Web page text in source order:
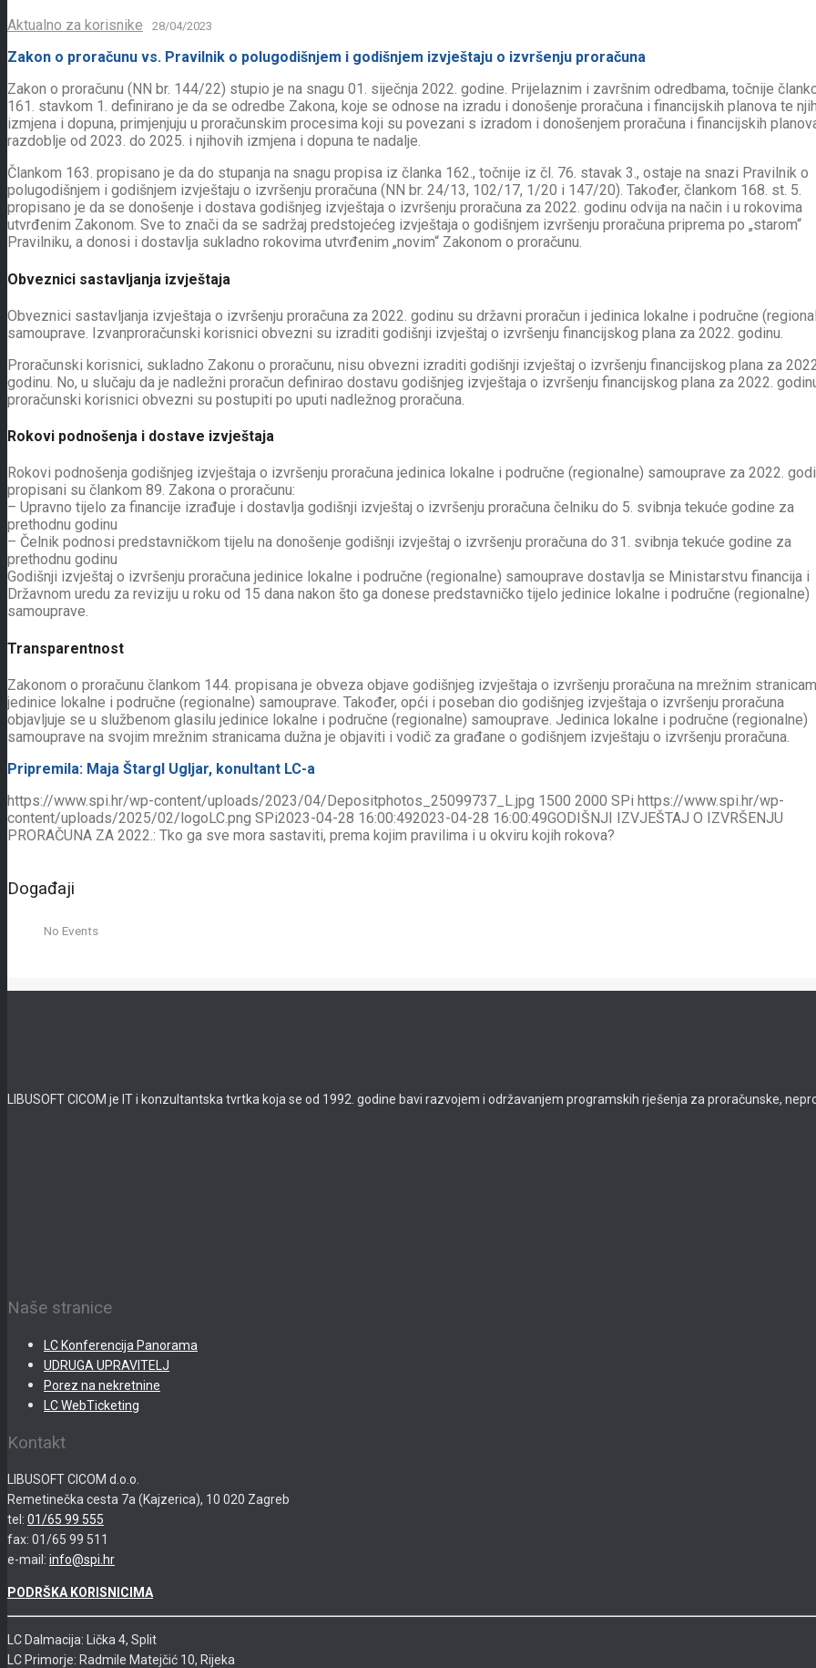
Aktualno za korisnike 28/04/2023
Zakon o proračunu vs. Pravilnik o polugodišnjem i godišnjem izvještaju o izvršenju proračuna
Zakon o proračunu (NN br. 144/22) stupio je na snagu 01. siječnja 2022. godine. Prijelaznim i završnim odredbama, točnije
161. stavkom 1. definirano je da se odredbe Zakona, koje se odnose na izradu i donošenje proračuna i financijskih planova te
izmjena i dopuna, primjenjuju u proračunskim procesima koji su povezani s izradom i donošenjem proračuna i financijskih
razdoblje od 2023. do 2025. i njihovih izmjena i dopuna te nadalje.
Člankom 163. propisano je da do stupanja na snagu propisa iz članka 162., točnije iz čl. 76. stavak 3., ostaje na snazi Pravilnik o
polugodišnjem i godišnjem izvještaju o izvršenju proračuna (NN br. 24/13, 102/17, 1/20 i 147/20). Također, člankom 168. st. 5.
propisano je da se donošenje i dostava godišnjeg izvještaja o izvršenju proračuna za 2022. godinu odvija na način i u rokovima
utvrđenim Zakonom. Sve to znači da se sadržaj predstojećeg izvještaja o godišnjem izvršenju proračuna priprema po „starom“
Pravilniku, a donosi i dostavlja sukladno rokovima utvrđenim „novim“ Zakonom o proračunu.
Obveznici sastavljanja izvještaja
Obveznici sastavljanja izvještaja o izvršenju proračuna za 2022. godinu su državni proračun i jedinica lokalne i područne
samouprave. Izvanproračunski korisnici obvezni su izraditi godišnji izvještaj o izvršenju financijskog plana za 2022. godinu.
Proračunski korisnici, sukladno Zakonu o proračunu, nisu obvezni izraditi godišnji izvještaj o izvršenju financijskog plana za
godinu. No, u slučaju da je nadležni proračun definirao dostavu godišnjeg izvještaja o izvršenju financijskog plana za 2022.
proračunski korisnici obvezni su postupiti po uputi nadležnog proračuna.
Rokovi podnošenja i dostave izvještaja
Rokovi podnošenja godišnjeg izvještaja o izvršenju proračuna jedinica lokalne i područne (regionalne) samouprave za 2022.
propisani su člankom 89. Zakona o proračunu:
– Upravno tijelo za financije izrađuje i dostavlja godišnji izvještaj o izvršenju proračuna čelniku do 5. svibnja tekuće godine za
prethodnu godinu
– Čelnik podnosi predstavničkom tijelu na donošenje godišnji izvještaj o izvršenju proračuna do 31. svibnja tekuće godine za
prethodnu godinu
Godišnji izvještaj o izvršenju proračuna jedinice lokalne i područne (regionalne) samouprave dostavlja se Ministarstvu financija i
Državnom uredu za reviziju u roku od 15 dana nakon što ga donese predstavničko tijelo jedinice lokalne i područne (regionalne)
samouprave.
Transparentnost
Zakonom o proračunu člankom 144. propisana je obveza objave godišnjeg izvještaja o izvršenju proračuna na mrežnim
jedinice lokalne i područne (regionalne) samouprave. Također, opći i poseban dio godišnjeg izvještaja o izvršenju proračuna
objavljuje se u službenom glasilu jedinice lokalne i područne (regionalne) samouprave. Jedinica lokalne i područne (regionalne)
samouprave na svojim mrežnim stranicama dužna je objaviti i vodič za građane o godišnjem izvještaju o izvršenju proračuna.
Pripremila: Maja Štargl Ugljar, konultant LC-a
https://www.spi.hr/wp-content/uploads/2023/04/Depositphotos_25099737_L.jpg 1500 2000 SPi https://www.spi.hr/wp-
content/uploads/2025/02/logoLC.png SPi2023-04-28 16:00:492023-04-28 16:00:49GODIŠNJI IZVJEŠTAJ O IZVRŠENJU
PRORAČUNA ZA 2022.: Tko ga sve mora sastaviti, prema kojim pravilima i u okviru kojih rokova?
Događaji
No Events
LIBUSOFT CICOM je IT i konzultantska tvrtka koja se od 1992. godine bavi razvojem i održavanjem programskih rješenja za proračunske,
Naše stranice
LC Konferencija Panorama
UDRUGA UPRAVITELJ
Porez na nekretnine
LC WebTicketing
Kontakt
LIBUSOFT CICOM d.o.o.
Remetinečka cesta 7a (Kajzerica), 10 020 Zagreb
tel: 01/65 99 555
fax: 01/65 99 511
e-mail: info@spi.hr
PODRŠKA KORISNICIMA
LC Dalmacija: Lička 4, Split
LC Primorje: Radmile Matejčić 10, Rijeka